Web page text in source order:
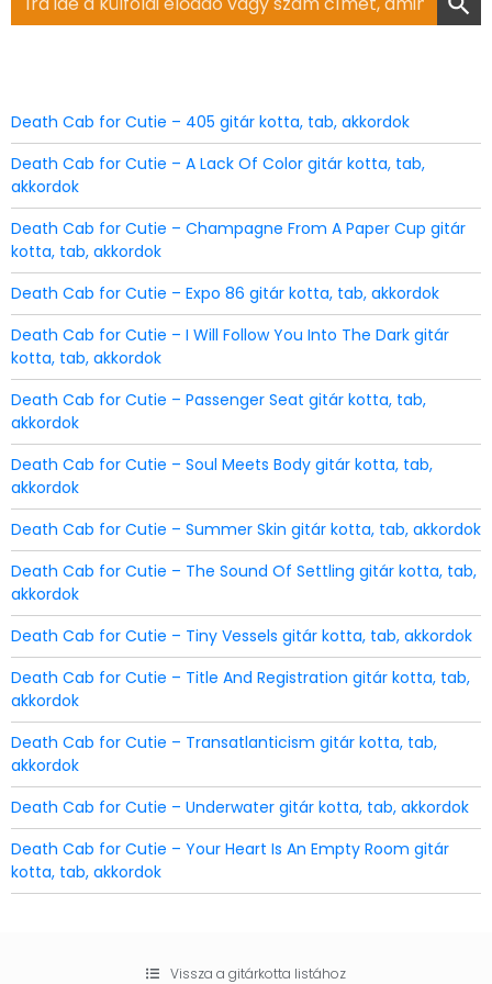
for:
Death Cab for Cutie – 405 gitár kotta, tab, akkordok
Death Cab for Cutie – A Lack Of Color gitár kotta, tab,
akkordok
Death Cab for Cutie – Champagne From A Paper Cup gitár
kotta, tab, akkordok
Death Cab for Cutie – Expo 86 gitár kotta, tab, akkordok
Death Cab for Cutie – I Will Follow You Into The Dark gitár
kotta, tab, akkordok
Death Cab for Cutie – Passenger Seat gitár kotta, tab,
akkordok
Death Cab for Cutie – Soul Meets Body gitár kotta, tab,
akkordok
Death Cab for Cutie – Summer Skin gitár kotta, tab, akkordok
Death Cab for Cutie – The Sound Of Settling gitár kotta, tab,
akkordok
Death Cab for Cutie – Tiny Vessels gitár kotta, tab, akkordok
Death Cab for Cutie – Title And Registration gitár kotta, tab,
akkordok
Death Cab for Cutie – Transatlanticism gitár kotta, tab,
akkordok
Death Cab for Cutie – Underwater gitár kotta, tab, akkordok
Death Cab for Cutie – Your Heart Is An Empty Room gitár
kotta, tab, akkordok
Vissza a gitárkotta listához